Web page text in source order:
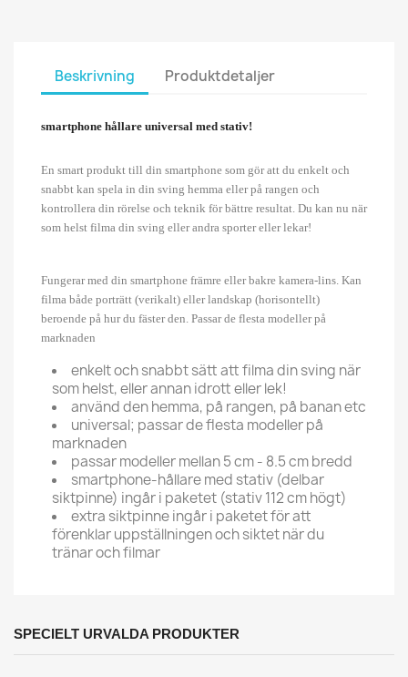
Beskrivning Produktdetaljer
smartphone hållare universal med stativ!
En smart produkt till din smartphone som gör att du enkelt och
snabbt kan spela in din sving hemma eller på rangen och
kontrollera din rörelse och teknik för bättre resultat. Du kan nu när
som helst filma din sving eller andra sporter eller lekar!
Fungerar med din smartphone främre eller bakre kamera-lins. Kan
filma både porträtt (verikalt) eller landskap (horisontellt)
beroende på hur du fäster den. Passar de flesta modeller på
marknaden
enkelt och snabbt sätt att filma din sving när
som helst, eller annan idrott eller lek!
använd den hemma, på rangen, på banan etc
universal; passar de flesta modeller på
marknaden
passar modeller mellan 5 cm - 8.5 cm bredd
smartphone-hållare med stativ (delbar
siktpinne) ingår i paketet (stativ 112 cm högt)
extra siktpinne ingår i paketet för att
förenklar uppställningen och siktet när du
tränar och filmar
SPECIELT URVALDA PRODUKTER